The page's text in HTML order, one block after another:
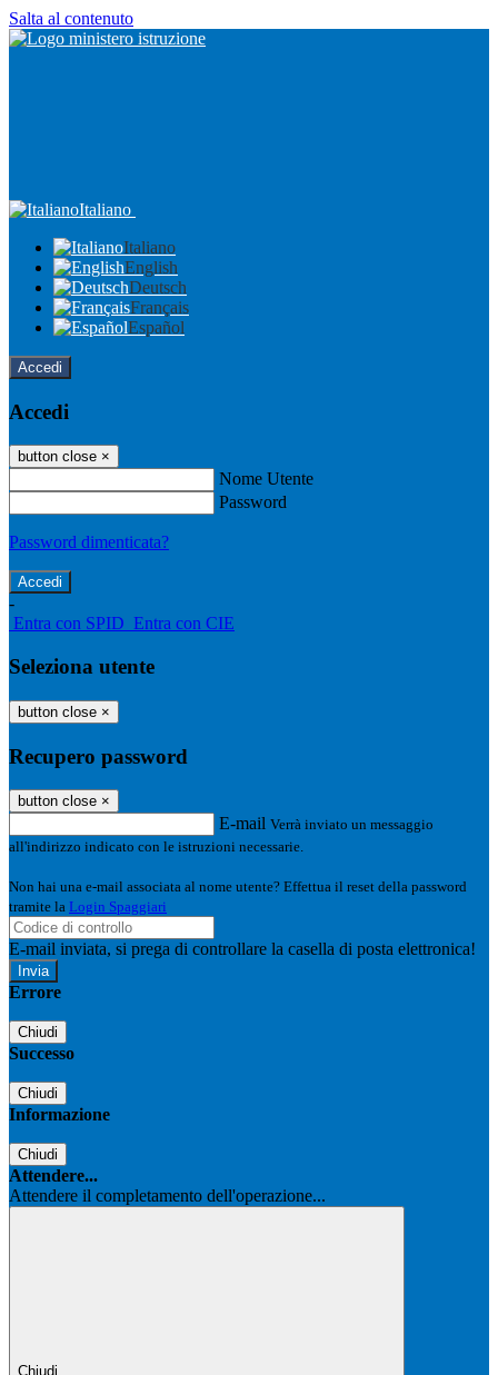
Salta al contenuto
Italiano
Italiano
English
Deutsch
Français
Español
Accedi
Accedi
button close ×
Nome Utente
Password
Password dimenticata?
-
Entra con SPID Entra con CIE
Seleziona utente
button close ×
Recupero password
button close ×
E-mail Verrà inviato un messaggio
all'indirizzo indicato con le istruzioni necessarie.
Non hai una e-mail associata al nome utente? Effettua il reset della password
tramite la Login Spaggiari
E-mail inviata, si prega di controllare la casella di posta elettronica!
Errore
Chiudi
Successo
Chiudi
Informazione
Chiudi
Attendere...
Attendere il completamento dell'operazione...
Chiudi